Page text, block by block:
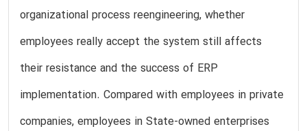
organizational process reengineering, whether
employees really accept the system still affects
their resistance and the success of ERP
implementation. Compared with employees in private
companies, employees in State-owned enterprises